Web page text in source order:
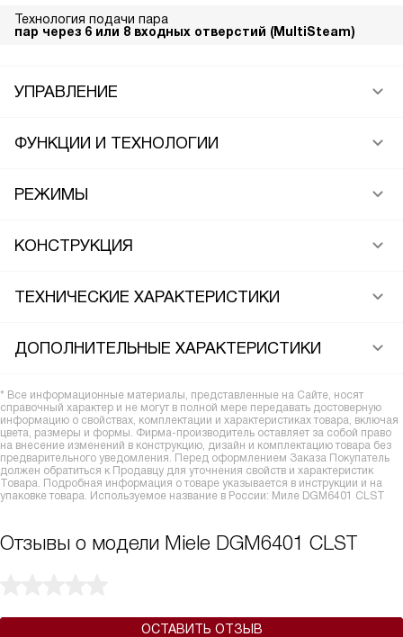
Технология подачи пара
пар через 6 или 8 входных отверстий (MultiSteam)
УПРАВЛЕНИЕ
ФУНКЦИИ И ТЕХНОЛОГИИ
РЕЖИМЫ
КОНСТРУКЦИЯ
ТЕХНИЧЕСКИЕ ХАРАКТЕРИСТИКИ
ДОПОЛНИТЕЛЬНЫЕ ХАРАКТЕРИСТИКИ
* Все информационные материалы, представленные на Сайте, носят
справочный характер и не могут в полной мере передавать достоверную
информацию о свойствах, комплектации и характеристиках товара, включая
цвета, размеры и формы. Фирма-производитель оставляет за собой право
на внесение изменений в конструкцию, дизайн и комплектацию товара без
предварительного уведомления. Перед оформлением Заказа Покупатель
должен обратиться к Продавцу для уточнения свойств и характеристик
Товара. Подробная информация о товаре указывается в инструкции и на
упаковке товара. Используемое название в России: Миле DGM6401 CLST
Отзывы о модели Miele DGM6401 CLST
ОСТАВИТЬ ОТЗЫВ